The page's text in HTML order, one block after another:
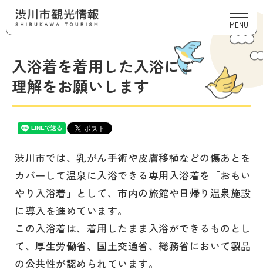
MENU
入浴着を着用した入浴にご
理解をお願いします
渋川市では、乳がん手術や皮膚移植などの傷あとを
カバーして温泉に入浴できる専用入浴着を「おもい
やり入浴着」として、市内の旅館や日帰り温泉施設
に導入を進めています。
この入浴着は、着用したまま入浴ができるものとし
て、厚生労働省、国土交通省、総務省において製品
の公共性が認められています。